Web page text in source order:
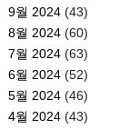
9월 2024(43)
8월 2024(60)
7월 2024(63)
6월 2024(52)
5월 2024(46)
4월 2024(43)